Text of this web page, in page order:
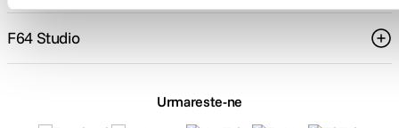
F64 Studio
Urmareste-ne